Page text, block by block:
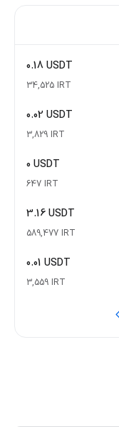
0.18 USDT
34,525 IRT
0.02 USDT
3,829 IRT
0 USDT
647 IRT
3.16 USDT
589,477 IRT
0.01 USDT
3,559 IRT